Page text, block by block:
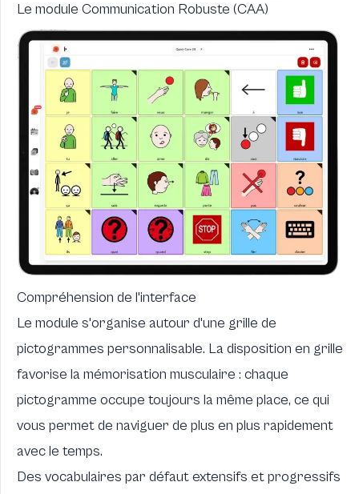
Le module Communication Robuste (CAA)
Compréhension de l'interface
Le module s'organise autour d'une grille de
pictogrammes personnalisable. La disposition en grille
favorise la mémorisation musculaire : chaque
pictogramme occupe toujours la même place, ce qui
vous permet de naviguer de plus en plus rapidement
avec le temps.
Des vocabulaires par défaut extensifs et progressifs